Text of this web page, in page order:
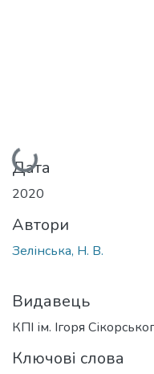
Вантажиться...
Дата
2020
Автори
Зелінська, Н. В.
Видавець
КПІ ім. Ігоря
Ключові слова